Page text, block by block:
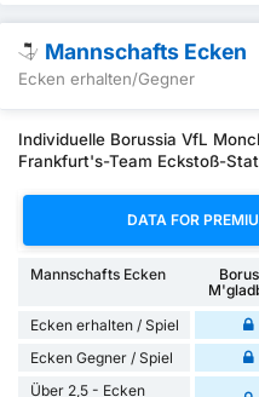
Mannschafts Ecken
Ecken erhalten/Gegner
Individuelle Borussia VfL
Frankfurt's-Team Eckstoß-
DATA FOR
Mannschafts Ecken
Ecken erhalten / Spiel
Ecken Gegner / Spiel
Über 2,5 - Ecken